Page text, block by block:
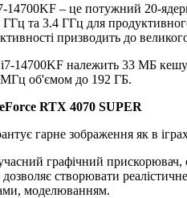
– це потужний 20-
та 3.4 ГГц для
призводить до
14700KF належить 33 МБ
об'ємом до 192 ГБ.
RTX 4070 SUPER
гарне зображення як в
графічний
створювати
моделюванням.